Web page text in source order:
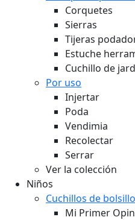
Corquetes
Sierras
Tijeras
Estuche
Cuchillo de
Por uso
Injertar
Poda
Vendimia
Recolectar
Serrar
Ver la colección
Niños
Cuchillos de bolsillo
Mi Primer